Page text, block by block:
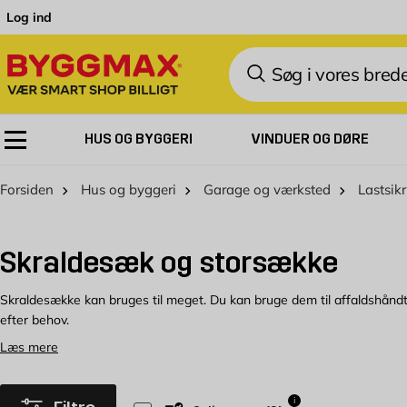
Log ind
Søg
HUS OG BYGGERI VINDUER OG DØRE
Forsiden Hus og byggeri Garage og værksted
Skraldesæk og storsække
Skraldesække kan bruges til meget. Du kan bruge dem til
efter behov.
I vores sortiment finder du skraldesække i forskellige størrelser. Vi
Læs mere
i